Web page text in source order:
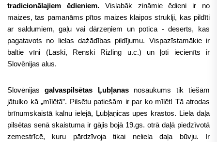
tradicionālajiem ēdieniem.Vislabāk zināmie ēdieni ir no
maizes, tas pamanāms pītos maizes klaipos struklji, kas pildīti
ar saldumiem, gaļu vai dārzeņiem un potica - deserts, kas
pagatavots no lielas dažādības pildījumu. Vispazīstamākie ir
baltie vīni (Laski, Renski Rizling u.c.) un ļoti iecienīts ir
Slovēnijas alus.
Slovēnijasgalvaspilsētas Ļubļanasnosaukums tik tiešām
jātulko kā „mīlētā”. Pilsētu patiešām ir par ko mīlēt! Tā atrodas
brīnumskaistā kalnu ielejā, Ļubļaņicas upes krastos. Liela daļa
pilsētas senā skaistuma ir gājis bojā 19.gs. otrā daļā piedzīvotā
zemestrīcē, kuru pārdzīvoja tikai neliela daļa būvju. Ir